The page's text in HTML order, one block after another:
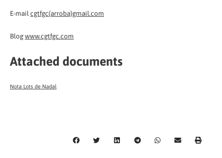
E-mailcgtfgc(arroba)gmail.com
Blogwww.cgtfgc.com
Attached documents
Nota Lots de Nadal